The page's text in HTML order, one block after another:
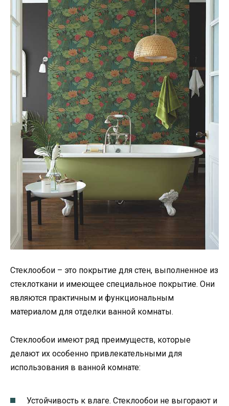
Стеклообои – это покрытие для стен, выполненное из
стеклоткани и имеющее специальное покрытие. Они
являются практичным и функциональным
материалом для отделки ванной комнаты.
Стеклообои имеют ряд преимуществ, которые
делают их особенно привлекательными для
использования в ванной комнате:
Устойчивость к влаге. Стеклообои не выгорают и